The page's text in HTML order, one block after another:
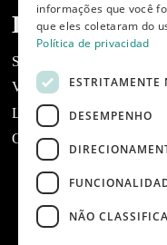
Dibaq
Sobre a Dibaq
Você tem um negócio?
Lojas
Contato Dibaq Petcare
informações que você
que eles coletaram do
Política de privacidad
ESTRITAMENTE
DESEMPENHO
NÃO